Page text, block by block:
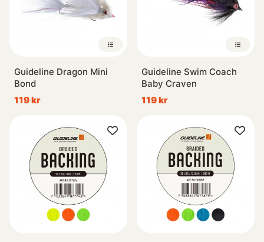
Guideline Dragon Mini
Bond
119 kr
Guideline Swim Coach
Baby Craven
119 kr